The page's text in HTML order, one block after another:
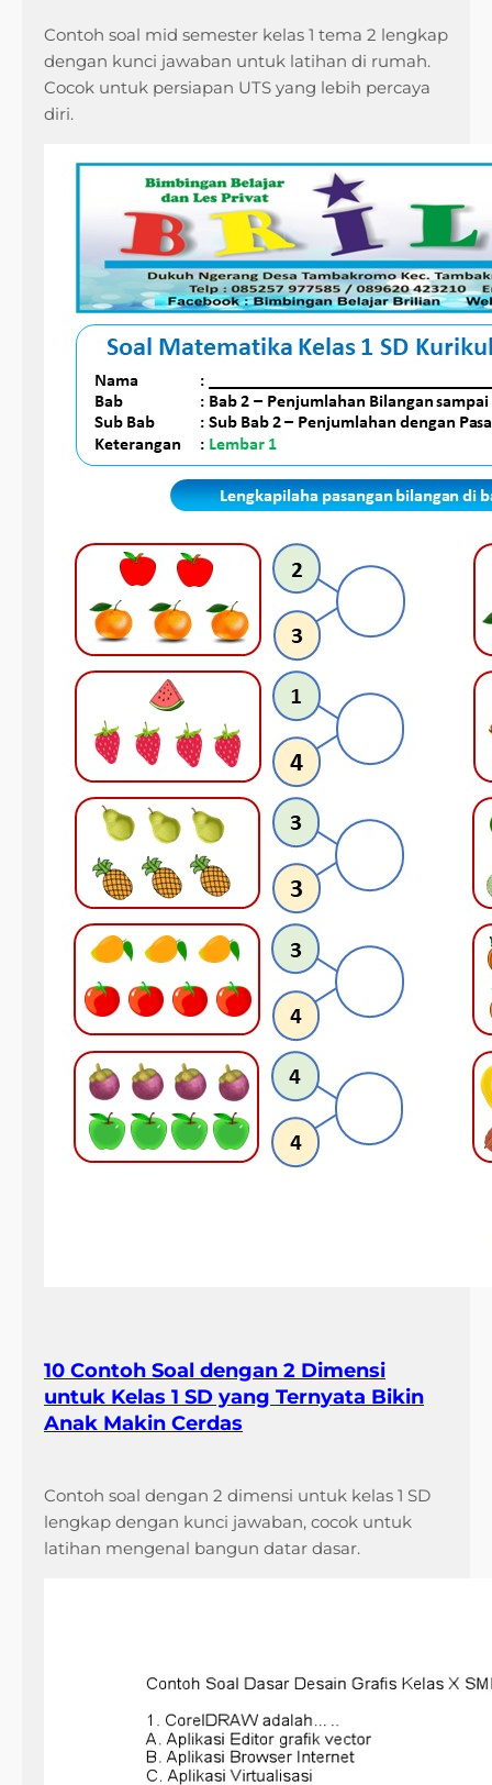
Contoh soal mid semester kelas 1 tema 2 lengkap
dengan kunci jawaban untuk latihan di rumah.
Cocok untuk persiapan UTS yang lebih percaya
diri.
10 Contoh Soal dengan 2 Dimensi
untuk Kelas 1 SD yang Ternyata Bikin
Anak Makin Cerdas
Contoh soal dengan 2 dimensi untuk kelas 1 SD
lengkap dengan kunci jawaban, cocok untuk
latihan mengenal bangun datar dasar.